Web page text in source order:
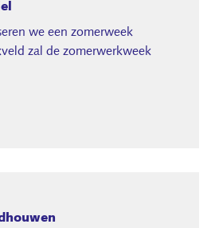
we een zomerweek
zal de zomerwerkweek